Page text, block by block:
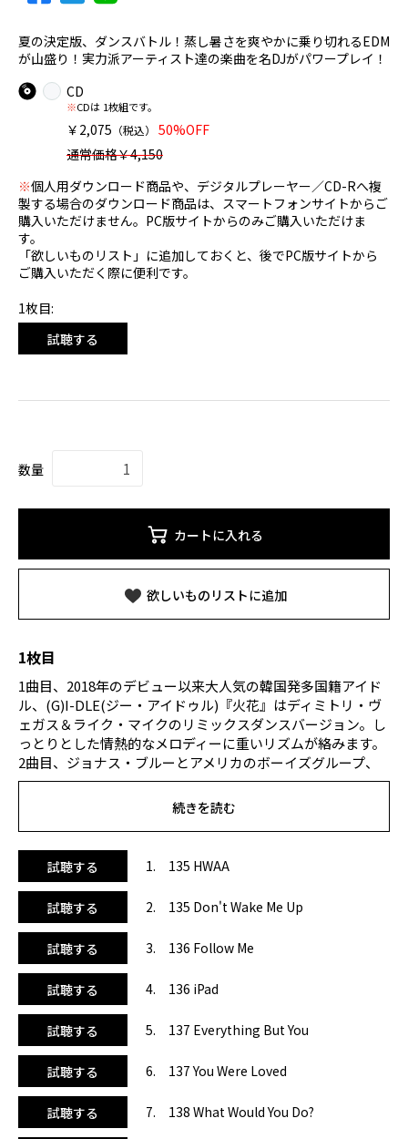
夏の決定版、ダンスバトル！蒸し暑さを爽やかに乗り切れるEDM
が山盛り！実力派アーティスト達の楽曲を名DJがパワープレイ！
CD
※CDは 1枚組です。
￥2,075 （税込）
50%OFF
通常価格￥4,150
※個人用ダウンロード商品や、デジタルプレーヤー／CD-Rへ複
製する場合のダウンロード商品は、スマートフォンサイトからご
購入いただけません。PC版サイトからのみご購入いただけま
す。
「欲しいものリスト」に追加しておくと、後でPC版サイトから
ご購入いただく際に便利です。
1枚目:
試聴する
数量
カートに入れる
欲しいものリストに追加
1枚目
1曲目、2018年のデビュー以来大人気の韓国発多国籍アイド
ル、(G)I-DLE(ジー・アイドゥル)『火花』はディミトリ・ヴ
ェガス＆ライク・マイクのリミックスダンスバージョン。し
っとりとした情熱的なメロディーに重いリズムが絡みます。
2曲目、ジョナス・ブルーとアメリカのボーイズグループ、
ホワイ・ドント・ウィーによる『ドント・ウェイク・ミー・
アップ』は、爽やかでエネルギッシュ。4曲目の『アイパッ
ド』は、ザ・チェーンスモーカーズの大ヒット曲。元カノの
曲目の『ユー・ワー・ラヴド』は、グリフィンがワンリパブ
リックとコラボした幸福感に溢れるサマー・アンセム。ハス
キーな声がとてもエモーショナル！7曲目のジョエル・コリ
ー×ブライソン・ティラー『ホワット・ウッド・ユー・ド
ゥ？』は、お馴染みデヴィット・ゲッタが突き抜ける高揚感
のあるボーカルをガンガンの重低音でサマーフェス感溢れる
ミックスに仕上げています。8曲目の『ノチェス・エン・マ
イアミ』は、ナティ・ナターシャのラテンEDMバージョン。
「レッツ・ゴー」の掛け声で否が応でもテンションが上がり
ます！11曲目の『ステイ・ウィズ・ユー』は、ネヴァー・ス
リープスfeat.アフロジャック、ダブヴィジョン、Manseの清
涼感のある美メロEDM。ぜひ盛り上がりのあるシーンでご活
用ください。BPMは135-145に上昇。19曲目にはクールダウ
ンを収録。
続きを読む
試聴する 1. 135 HWAA
試聴する 2. 135 Don't Wake Me Up
試聴する 3. 136 Follow Me
試聴する 4. 136 iPad
試聴する 5. 137 Everything But You
試聴する 6. 137 You Were Loved
試聴する 7. 138 What Would You Do?